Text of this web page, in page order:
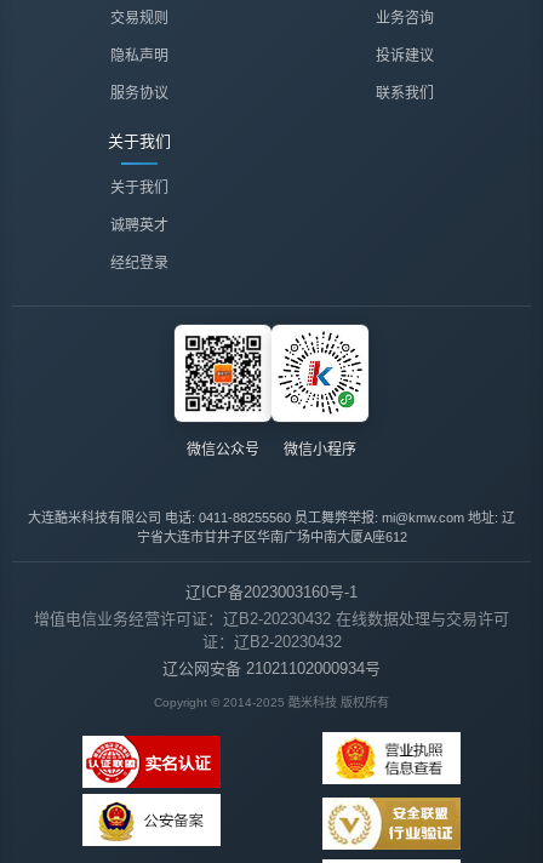
交易规则
隐私声明
服务协议
业务咨询
投诉建议
联系我们
关于我们
关于我们
诚聘英才
经纪登录
微信公众号 微信小程序
大连酷米科技有限公司 电话: 0411-88255560 员工舞弊举报: mi@kmw.com 地址: 辽
宁省大连市甘井子区华南广场中南大厦A座612
辽ICP备2023003160号-1
增值电信业务经营许可证：辽B2-20230432 在线数据处理与交易许可
证：辽B2-20230432
辽公网安备 21021102000934号
Copyright © 2014-2025 酷米科技 版权所有